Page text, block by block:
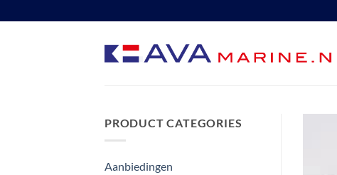
naar
PRODUCT CATEGORIES
Aanbiedingen